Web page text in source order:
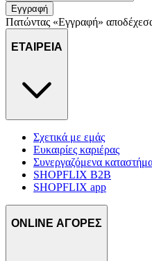
πληροφορίες σχετικά με την
τοποθεσίας μας στους
Εγγραφή
Πατώντας «Εγγραφή»
ΕΤΑΙΡΕΙΑ
Σχετικά με εμάς
Ευκαιρίες καριέρας
Συνεργαζόμενα
SHOPFLIX B2B
SHOPFLIX app
ONLINE ΑΓΟΡΕΣ